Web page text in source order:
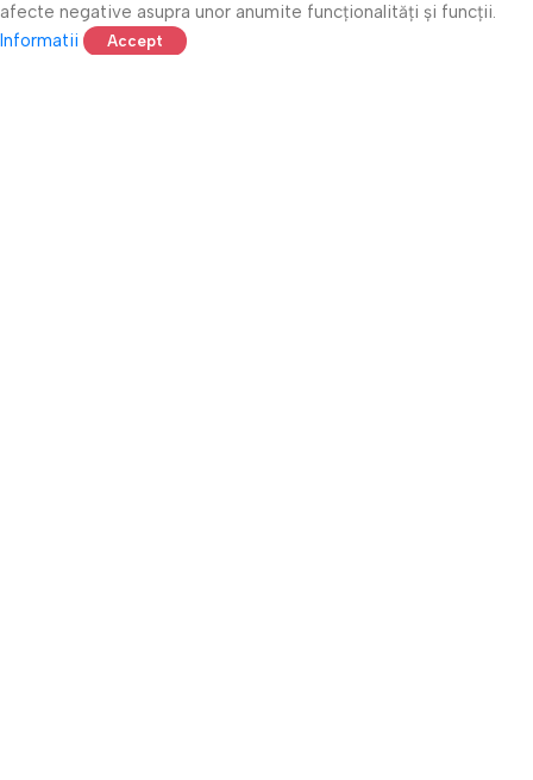
afecte negative asupra unor anumite funcționalități și funcții.
Informatii
Accept